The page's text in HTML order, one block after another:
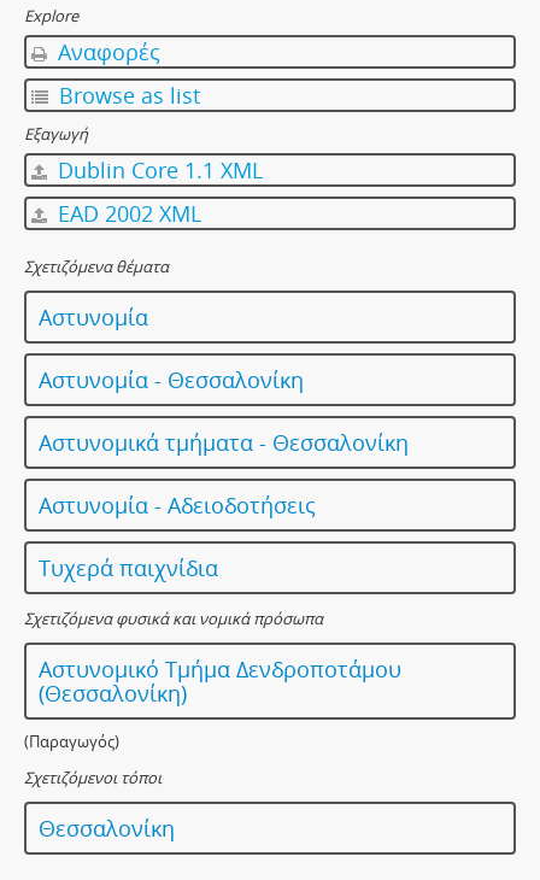
Explore
Αναφορές
Browse as list
Εξαγωγή
Dublin Core 1.1 XML
EAD 2002 XML
Σχετιζόμενα θέματα
Αστυνομία
Αστυνομία - Θεσσαλονίκη
Αστυνομικά τμήματα - Θεσσαλονίκη
Αστυνομία - Αδειοδοτήσεις
Τυχερά παιχνίδια
Σχετιζόμενα φυσικά και νομικά πρόσωπα
Αστυνομικό Τμήμα Δενδροποτάμου
(Θεσσαλονίκη)
(Παραγωγός)
Σχετιζόμενοι τόποι
Θεσσαλονίκη